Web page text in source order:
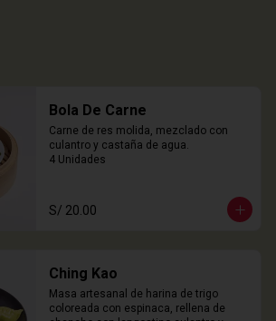
Bola De Carne
Carne de res molida, mezclado con
culantro y castaña de agua.
4 Unidades
S/ 20.00
Ching Kao
Masa artesanal de harina de trigo
coloreada con espinaca, rellena de